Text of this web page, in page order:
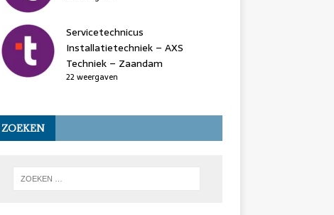
Servicetechnicus
Installatietechniek – AXS
Techniek – Zaandam
22 weergaven
ZOEKEN